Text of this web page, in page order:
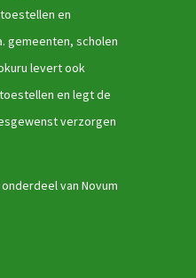
en
gemeenten, scholen
levert ook
en legt de
verzorgen
van Novum